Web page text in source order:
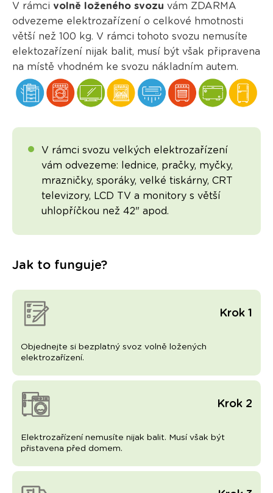
V rámci volně loženého svozu vám ZDARMA
odvezeme elektrozařízení o celkové hmotnosti
větší než 100 kg. V rámci tohoto svozu nemusíte
elektozařízení nijak balit, musí být však připravena
na místě vhodném ke svozu nákladním autem.
V rámci svozu velkých elektrozařízení
vám odvezeme: lednice, pračky, myčky,
mrazničky, sporáky, velké tiskárny, CRT
televizory, LCD TV a monitory s větší
uhlopříčkou než 42" apod.
Jak to funguje?
Krok 1
Objednejte si bezplatný svoz volně ložených
elektrozařízení.
Krok 2
Elektrozařízení nemusíte nijak balit. Musí však být
přistavena před domem.